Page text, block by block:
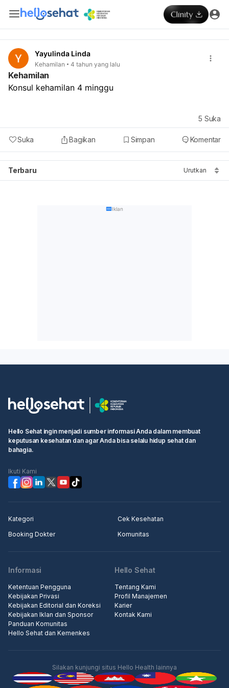
Yayulinda Linda
Kehamilan 4 tahun yang lalu
Kehamilan
Konsul kehamilan 4 minggu
Suka Bagikan Simpan Komentar
5 Suka
Terbaru Urutkan
Iklan
Hello Sehat ingin menjadi sumber informasi Anda dalam membuat
keputusan kesehatan dan agar Anda bisa selalu hidup sehat dan
bahagia.
Ikuti Kami
Kategori
Cek Kesehatan
Booking Dokter
Komunitas
Informasi
Ketentuan Pengguna
Kebijakan Privasi
Kebijakan Editorial dan Koreksi
Kebijakan Iklan dan Sponsor
Panduan Komunitas
Hello Sehat dan Kemenkes
Hello Sehat
Tentang Kami
Profil Manajemen
Karier
Kontak Kami
Silakan kunjungi situs Hello Health lainnya